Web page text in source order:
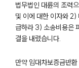
법무법인 대륜의 조력
및 이에 대한 이자와 2)
급하라 3) 소송비용은
결을 내렸습니다.
만약 임대차보증금반